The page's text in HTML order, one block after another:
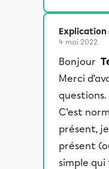
Explication
4 mai 2022
Bonjour
Merci
questions.
C’est
présent,
présent
simple